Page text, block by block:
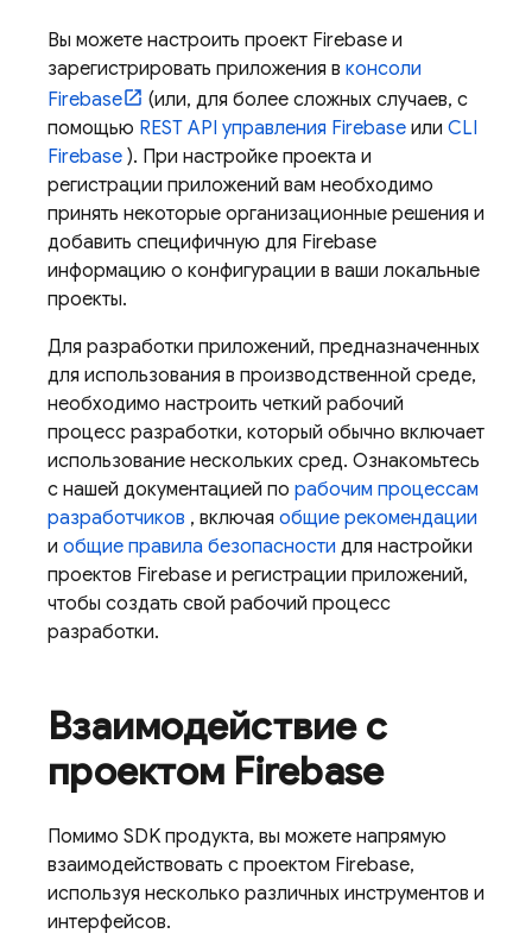
Вы можете настроить проект Firebase и
зарегистрировать приложения в консоли
Firebase
(или, для более сложных случаев, с
помощью REST API управления Firebase или CLI
Firebase ). При настройке проекта и
регистрации приложений вам необходимо
принять некоторые организационные решения и
добавить специфичную для Firebase
информацию о конфигурации в ваши локальные
проекты.
Для разработки приложений, предназначенных
для использования в производственной среде,
необходимо настроить четкий рабочий
процесс разработки, который обычно включает
использование нескольких сред. Ознакомьтесь
с нашей документацией по рабочим процессам
разработчиков , включая общие рекомендации
и общие правила безопасности для настройки
проектов Firebase и регистрации приложений,
чтобы создать свой рабочий процесс
разработки.
Взаимодействие с
проектом Firebase
Помимо SDK продукта, вы можете напрямую
взаимодействовать с проектом Firebase,
используя несколько различных инструментов и
интерфейсов.